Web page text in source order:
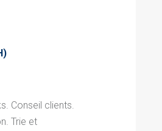
Conseil clients.
Trie et